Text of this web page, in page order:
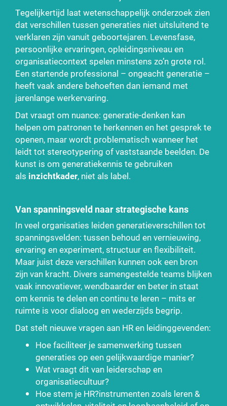
Tegelijkertijd laat wetenschappelijk onderzoek zien
dat verschillen tussen generaties niet uitsluitend te
verklaren zijn vanuit geboortejaren. Levensfase,
persoonlijke ervaringen, opleidingsniveau en
organisatiecontext spelen minstens zo’n grote rol.
Een startende professional – ongeacht generatie –
heeft vaak andere behoeften dan iemand met
jarenlange werkervaring.
Dat vraagt om nuance: generatie-denken kan
helpen om patronen te herkennen en het gesprek te
openen, maar wordt problematisch wanneer het
leidt tot stereotypering of vaststaande beelden. De
kunst is om generatiekennis te gebruiken
als inzichtkader, niet als label.
Van spanningsveld naar strategische kans
In veel organisaties leiden generatieverschillen tot
spanningsvelden: tussen behoud en vernieuwing,
ervaring en experiment, structuur en flexibiliteit.
Maar juist deze verschillen kunnen ook een bron
zijn van kracht. Divers samengestelde teams blijken
vaak innovatiever, wendbaarder en beter in staat
om kennis te delen en continu te leren – mits er
ruimte is voor dialoog en wederzijds begrip.
Dat stelt nieuwe vragen aan HR en leidinggevenden:
Hoe faciliteer je samenwerking tussen
generaties op een gelijkwaardige manier?
Wat vraagt dit van leiderschap en
organisatiecultuur?
Hoe stem je HR?instrumenten zoals leren &